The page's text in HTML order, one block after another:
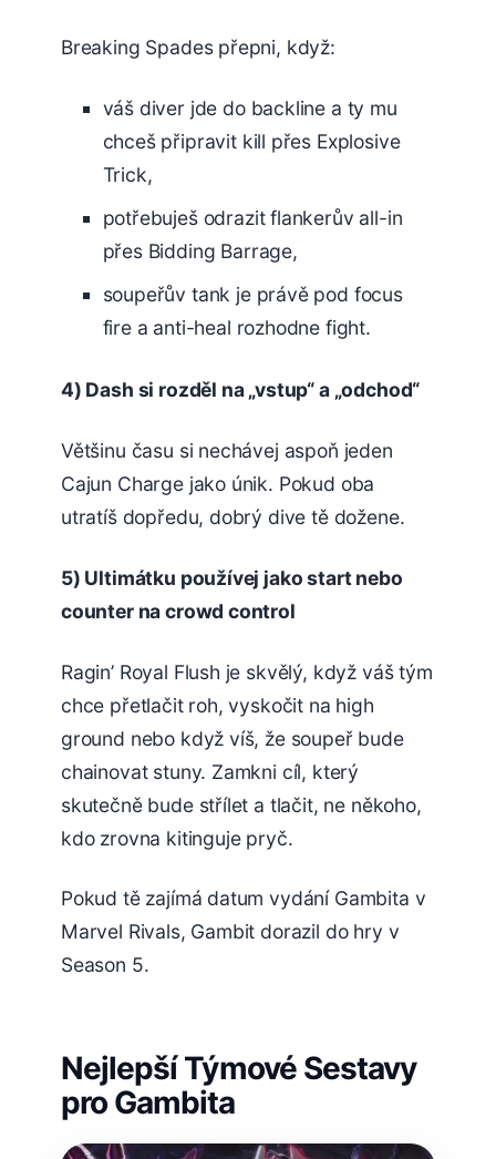
Breaking Spades přepni, když:
váš diver jde do backline a ty mu
chceš připravit kill přes Explosive
Trick,
potřebuješ odrazit flankerův all-in
přes Bidding Barrage,
soupeřův tank je právě pod focus
fire a anti-heal rozhodne fight.
4) Dash si rozděl na „vstup“ a „odchod“
Většinu času si nechávej aspoň jeden
Cajun Charge jako únik. Pokud oba
utratíš dopředu, dobrý dive tě dožene.
5) Ultimátku používej jako start nebo
counter na crowd control
Ragin’ Royal Flush je skvělý, když váš tým
chce přetlačit roh, vyskočit na high
ground nebo když víš, že soupeř bude
chainovat stuny. Zamkni cíl, který
skutečně bude střílet a tlačit, ne někoho,
kdo zrovna kitinguje pryč.
Pokud tě zajímá datum vydání Gambita v
Marvel Rivals, Gambit dorazil do hry v
Season 5.
Nejlepší Týmové Sestavy
pro Gambita